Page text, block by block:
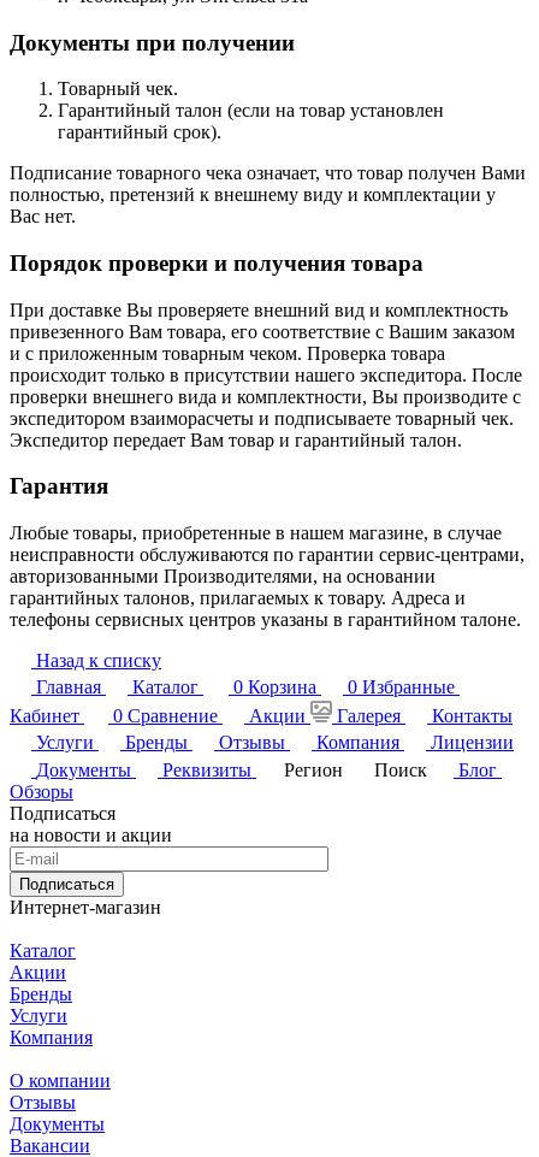
Документы при получении
Товарный чек.
Гарантийный талон (если на товар установлен
гарантийный срок).
Подписание товарного чека означает, что товар получен Вами
полностью, претензий к внешнему виду и комплектации у
Вас нет.
Порядок проверки и получения товара
При доставке Вы проверяете внешний вид и комплектность
привезенного Вам товара, его соответствие с Вашим заказом
и с приложенным товарным чеком. Проверка товара
происходит только в присутствии нашего экспедитора. После
проверки внешнего вида и комплектности, Вы производите с
экспедитором взаиморасчеты и подписываете товарный чек.
Экспедитор передает Вам товар и гарантийный талон.
Гарантия
Любые товары, приобретенные в нашем магазине, в случае
неисправности обслуживаются по гарантии сервис-центрами,
авторизованными Производителями, на основании
гарантийных талонов, прилагаемых к товару. Адреса и
телефоны сервисных центров указаны в гарантийном талоне.
Назад к списку
Главная
Каталог 0 Корзина 0 Избранные
Кабинет
0 Сравнение Акции Галерея
Контакты
Услуги
Бренды Отзывы Компания
Лицензии
Документы
Реквизиты Регион Поиск
Блог
Обзоры
Подписаться
на новости и акции
Подписаться
Интернет-магазин
Каталог
Акции
Бренды
Услуги
Компания
О компании
Отзывы
Документы
Вакансии